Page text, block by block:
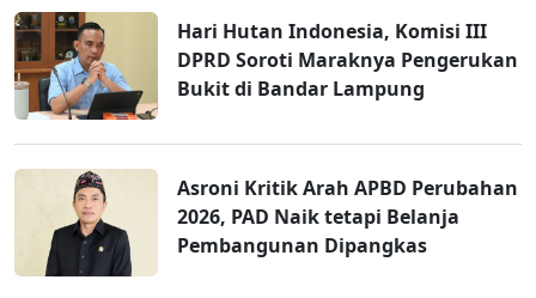
Hari Hutan Indonesia, Komisi III
DPRD Soroti Maraknya Pengerukan
Bukit di Bandar Lampung
Asroni Kritik Arah APBD Perubahan
2026, PAD Naik tetapi Belanja
Pembangunan Dipangkas